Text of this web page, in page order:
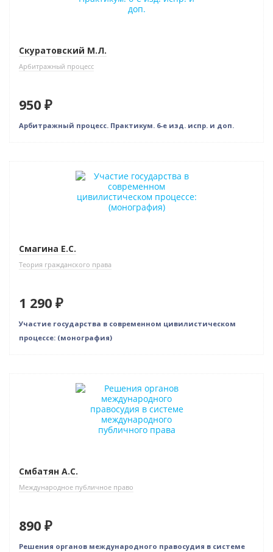
Скуратовский М.Л.
Арбитражный процесс
950 ₽
Арбитражный процесс. Практикум. 6-е изд. испр. и доп.
Смагина Е.С.
Теория гражданского права
1 290 ₽
Участие государства в современном цивилистическом
процессе: (монография)
Смбатян А.С.
Международное публичное право
890 ₽
Решения органов международного правосудия в системе